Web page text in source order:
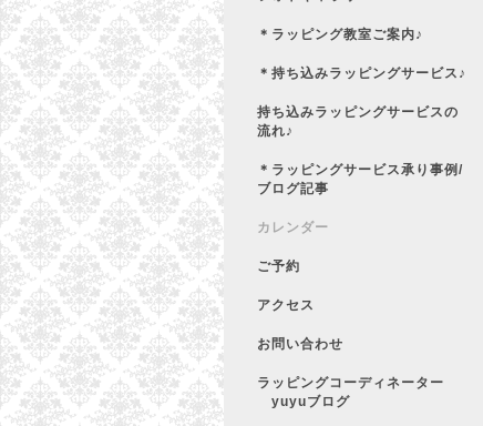
＊ラッピング教室ご案内♪
＊持ち込みラッピングサービス♪
持ち込みラッピングサービスの
流れ♪
＊ラッピングサービス承り事例/
ブログ記事
カレンダー
ご予約
アクセス
お問い合わせ
ラッピングコーディネーター
yuyuブログ